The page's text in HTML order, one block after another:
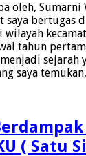
oleh,
saya bertugas
wilayah
tahun
sejarah
saya
( Satu